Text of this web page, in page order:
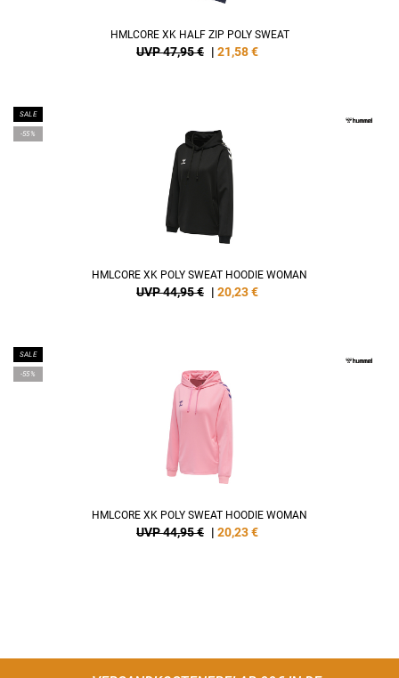
HMLCORE XK HALF ZIP POLY SWEAT
UVP 47,95 € | 21,58€
SALE
-55%
HMLCORE XK POLY SWEAT HOODIE WOMAN
UVP 44,95 € | 20,23€
SALE
-55%
HMLCORE XK POLY SWEAT HOODIE WOMAN
UVP 44,95 € | 20,23€